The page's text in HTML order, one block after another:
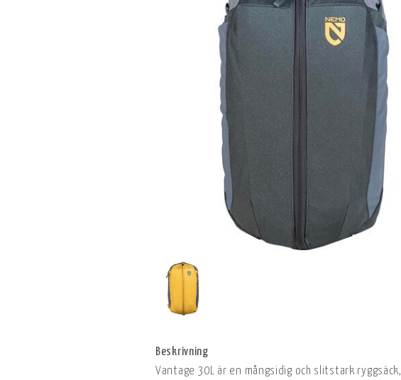
Beskrivning
Vantage 30L är en mångsidig och slitstark ryggsäck,